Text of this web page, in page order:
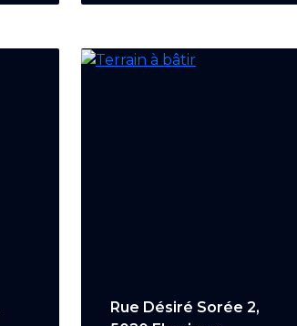
Rue Désiré Sorée 2,